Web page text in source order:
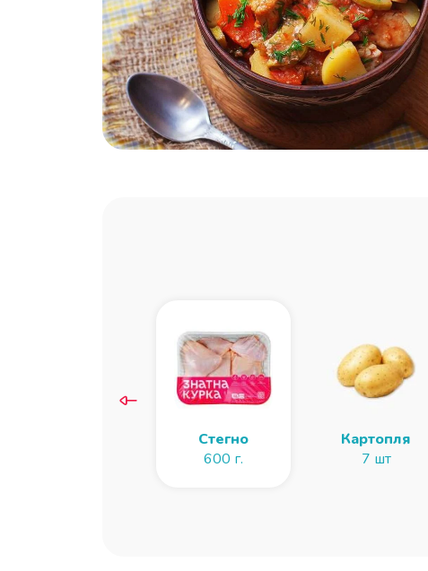
Стегно
600 г.
Картопля
7 шт